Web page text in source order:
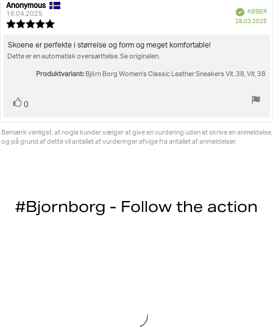
Forfatter
af
bedømmelsen:
Anonymous
16.04.2025
ud
stjerner
Verificeret
KØBER
28.03.2025
Tekst
til
bedømmelsen:
Skoene er perfekte i størrelse og form og meget komfortable!
Dette er en automatisk oversættelse. Se originalen.
Produktvariant: Björn Borg Women's Classic Leather Sneakers Vit, 38, Vit, 38
Stem
0
Bemærk venligst, at nogle kunder vælger at give en vurdering uden at skrive en anmeldelse,
og på grund af dette vil antallet af vurderinger afvige fra antallet af anmeldelser.
#Bjornborg - Follow the action